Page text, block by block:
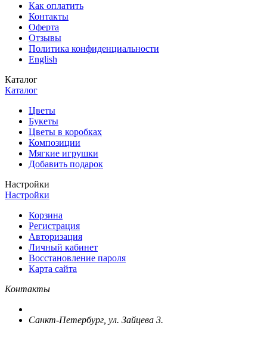
Как оплатить
Контакты
Оферта
Отзывы
Политика конфиденциальности
English
Каталог
Каталог
Цветы
Букеты
Цветы в коробках
Композиции
Мягкие игрушки
Добавить подарок
Настройки
Настройки
Корзина
Регистрация
Авторизация
Личный кабинет
Восстановление пароля
Карта сайта
Контакты
Санкт-Петербург, ул. Зайцева 3.